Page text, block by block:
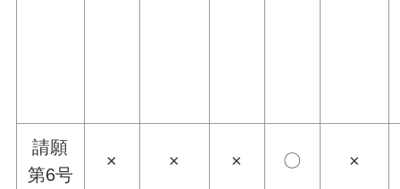
請願
第6号
× × × 〇 ×